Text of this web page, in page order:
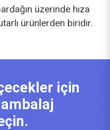
üzerinde hıza
ürünlerden biridir.
için